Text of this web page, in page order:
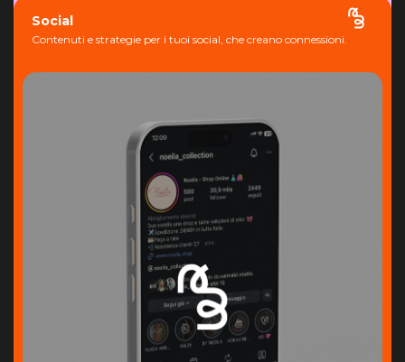
Social
Contenuti e strategie per i tuoi social, che creano connessioni.